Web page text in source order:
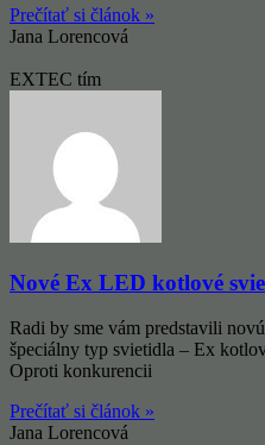
Prečítať si článok »
Jana Lorencová
EXTEC tím
Nové Ex LED kotlové
Radi by sme vám predstavili
špeciálny typ svietidla – Ex
Oproti konkurencii
Prečítať si článok »
Jana Lorencová